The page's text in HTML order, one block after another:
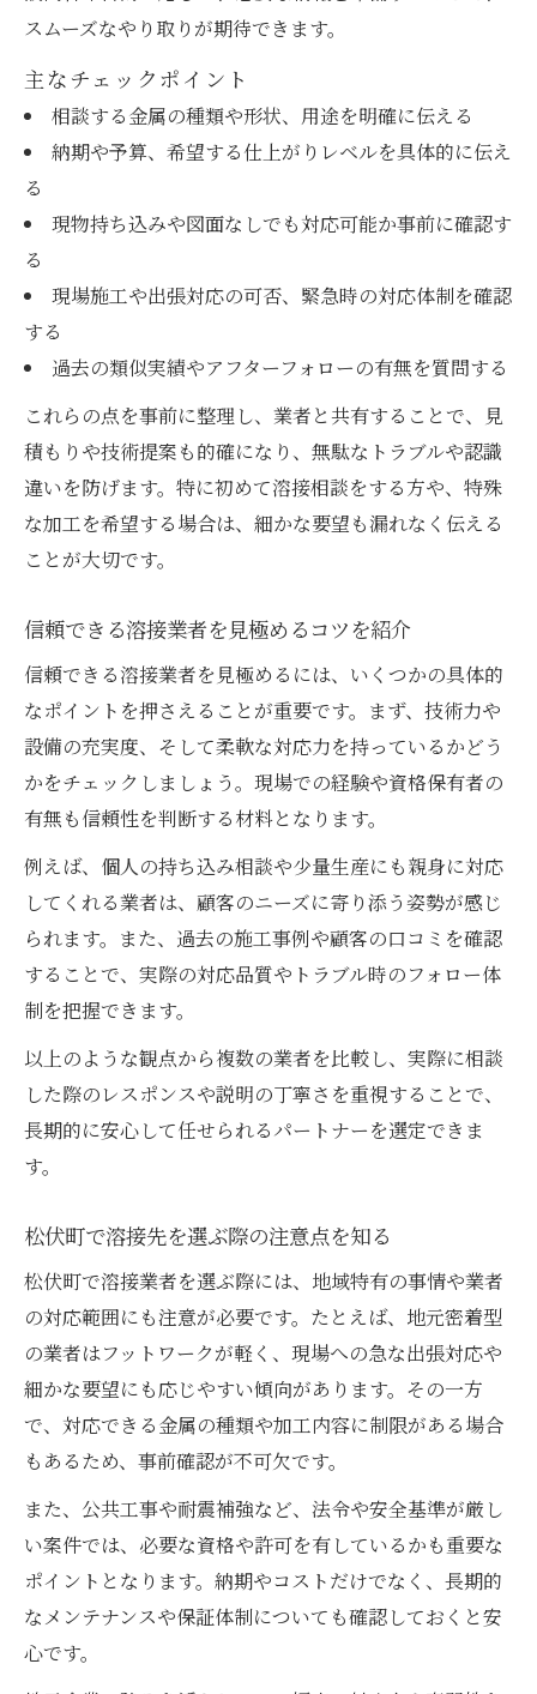
スムーズなやり取りが期待できます。
主なチェックポイント
相談する金属の種類や形状、用途を明確に伝える
納期や予算、希望する仕上がりレベルを具体的に伝え
る
現物持ち込みや図面なしでも対応可能か事前に確認す
る
現場施工や出張対応の可否、緊急時の対応体制を確認
する
過去の類似実績やアフターフォローの有無を質問する
これらの点を事前に整理し、業者と共有することで、見
積もりや技術提案も的確になり、無駄なトラブルや認識
違いを防げます。特に初めて溶接相談をする方や、特殊
な加工を希望する場合は、細かな要望も漏れなく伝える
ことが大切です。
信頼できる溶接業者を見極めるコツを紹介
信頼できる溶接業者を見極めるには、いくつかの具体的
なポイントを押さえることが重要です。まず、技術力や
設備の充実度、そして柔軟な対応力を持っているかどう
かをチェックしましょう。現場での経験や資格保有者の
有無も信頼性を判断する材料となります。
例えば、個人の持ち込み相談や少量生産にも親身に対応
してくれる業者は、顧客のニーズに寄り添う姿勢が感じ
られます。また、過去の施工事例や顧客の口コミを確認
することで、実際の対応品質やトラブル時のフォロー体
制を把握できます。
以上のような観点から複数の業者を比較し、実際に相談
した際のレスポンスや説明の丁寧さを重視することで、
長期的に安心して任せられるパートナーを選定できま
す。
松伏町で溶接先を選ぶ際の注意点を知る
松伏町で溶接業者を選ぶ際には、地域特有の事情や業者
の対応範囲にも注意が必要です。たとえば、地元密着型
の業者はフットワークが軽く、現場への急な出張対応や
細かな要望にも応じやすい傾向があります。その一方
で、対応できる金属の種類や加工内容に制限がある場合
もあるため、事前確認が不可欠です。
また、公共工事や耐震補強など、法令や安全基準が厳し
い案件では、必要な資格や許可を有しているかも重要な
ポイントとなります。納期やコストだけでなく、長期的
なメンテナンスや保証体制についても確認しておくと安
心です。